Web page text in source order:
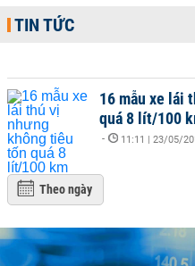
TIN TỨC
16 mẫu xe lái
quá 8 lít/100
- 11:11 | 23/05/
Theo ngày